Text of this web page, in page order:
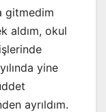
gitmedim
aldım, okul
yine
ayrıldım.